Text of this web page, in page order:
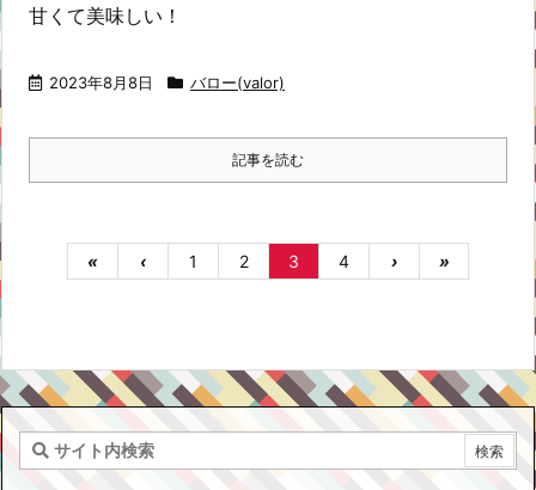
甘くて美味しい！
2023年8月8日 バロー(valor)
記事を読む
« ‹ 1 2 3 4 › »